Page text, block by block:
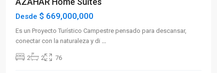
Desde $ 669,000,000
Es un Proyecto Turístico Campestre pensado para descansar,
conectar con la naturaleza y di
2 2 76